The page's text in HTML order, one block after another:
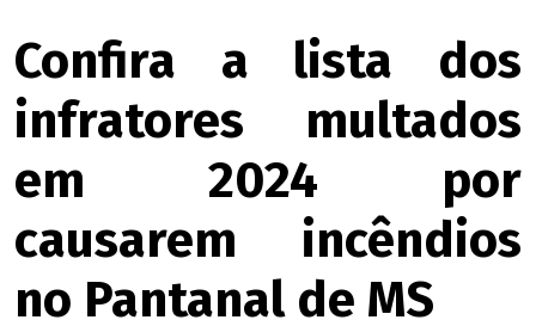
Confira a lista dos
infratores multados
em 2024 por
causarem incêndios
no Pantanal de MS